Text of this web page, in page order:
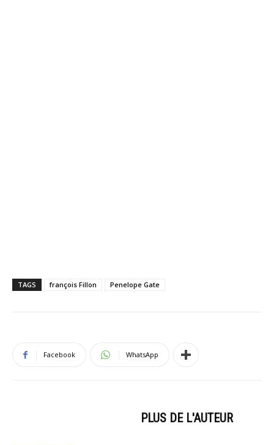
TAGS françois Fillon Penelope Gate
Facebook WhatsApp
PLUS DE L'AUTEUR